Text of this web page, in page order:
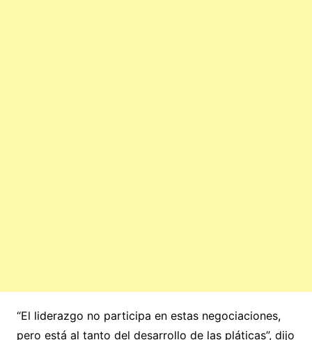
“El liderazgo no participa en estas negociaciones,
pero está al tanto del desarrollo de las pláticas”, dijo